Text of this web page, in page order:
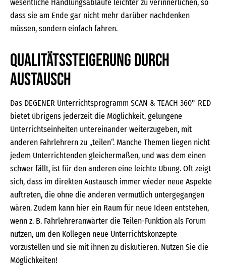
wesentliche Handlungsabläufe leichter zu verinnerlichen, so
dass sie am Ende gar nicht mehr darüber nachdenken
müssen, sondern einfach fahren.
Qualitätssteigerung durch
Austausch
Das DEGENER Unterrichtsprogramm SCAN & TEACH 360° RED
bietet übrigens jederzeit die Möglichkeit, gelungene
Unterrichtseinheiten untereinander weiterzugeben, mit
anderen Fahrlehrern zu „teilen“. Manche Themen liegen nicht
jedem Unterrichtenden gleichermaßen, und was dem einen
schwer fällt, ist für den anderen eine leichte Übung. Oft zeigt
sich, dass im direkten Austausch immer wieder neue Aspekte
auftreten, die ohne die anderen vermutlich untergegangen
wären. Zudem kann hier ein Raum für neue Ideen entstehen,
wenn z. B. Fahrlehreranwärter die Teilen-Funktion als Forum
nutzen, um den Kollegen neue Unterrichtskonzepte
vorzustellen und sie mit ihnen zu diskutieren. Nutzen Sie die
Möglichkeiten!